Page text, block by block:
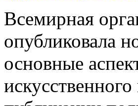
Всемирная
опубликовала
основные